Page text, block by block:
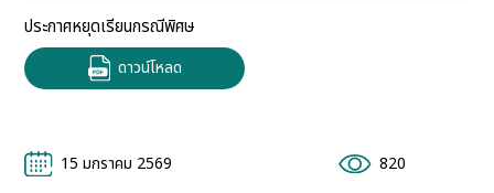
ประกาศหยุดเรียนกรณีพิศษ
ดาวน์โหลด
15 มกราคม 2569 820